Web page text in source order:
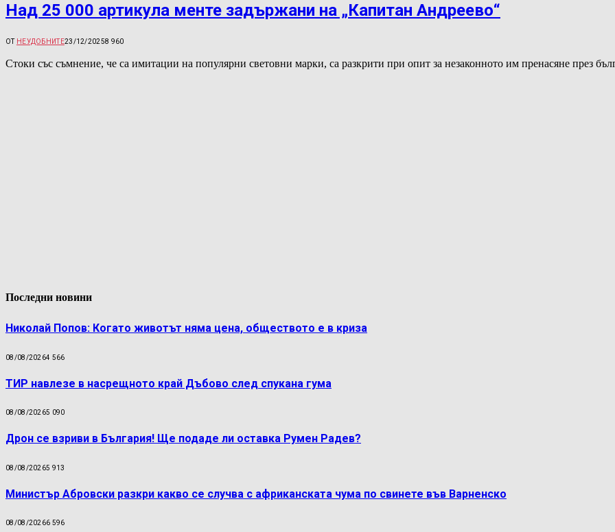
Над 25 000 артикула менте задържани на „Капитан Андреево“
ОТ НЕУДОБНИТЕ23/12/20258 960
Стоки със съмнение, че са имитации на популярни световни марки, са разкрити при опит за незаконното им пренасяне през
Последни новини
Николай Попов: Когато животът няма цена, обществото е в криза
08/08/20264 566
ТИР навлезе в насрещното край Дъбово след спукана гума
08/08/20265 090
Дрон се взриви в България! Ще подаде ли оставка Румен Радев?
08/08/20265 913
Министър Абровски разкри какво се случва с африканската чума по свинете във Варненско
08/08/20266 596